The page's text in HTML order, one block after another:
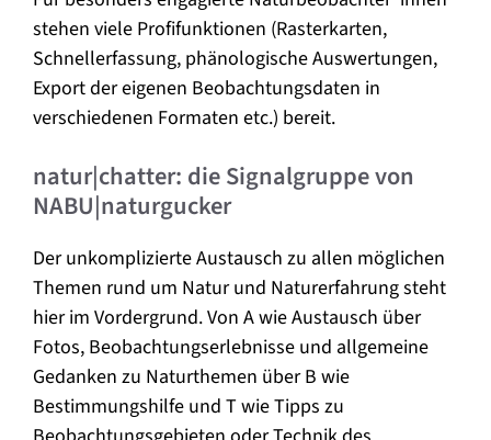
stehen viele Profifunktionen (Rasterkarten,
Schnellerfassung, phänologische Auswertungen,
Export der eigenen Beobachtungsdaten in
verschiedenen Formaten etc.) bereit.
natur|chatter: die Signalgruppe von
NABU|naturgucker
Der unkomplizierte Austausch zu allen möglichen
Themen rund um Natur und Naturerfahrung steht
hier im Vordergrund. Von A wie Austausch über
Fotos, Beobachtungserlebnisse und allgemeine
Gedanken zu Naturthemen über B wie
Bestimmungshilfe und T wie Tipps zu